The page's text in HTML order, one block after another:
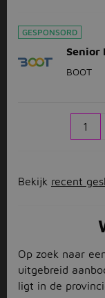
GESPONSORD
Senior
BOOT
1
Bekijk recent
Op zoek naar
uitgebreid
ligt in de